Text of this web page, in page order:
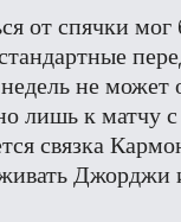
от спячки
не может
лишь к матчу
связка
Джорджи